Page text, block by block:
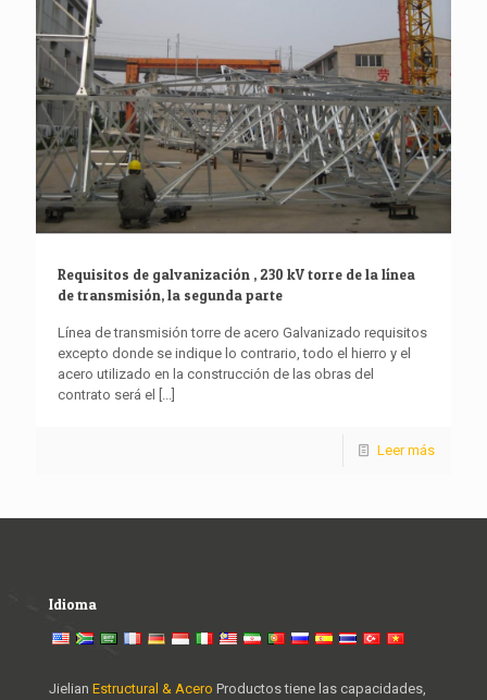
Requisitos de galvanización , 230 kV torre de la línea
de transmisión, la segunda parte
Línea de transmisión torre de acero Galvanizado requisitos
excepto donde se indique lo contrario, todo el hierro y el
acero utilizado en la construcción de las obras del
contrato será el
[...]
Leer más
Idioma
Jielian Estructural & Acero Productos tiene las capacidades,